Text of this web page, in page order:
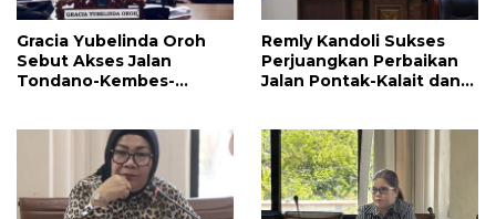
Gracia Yubelinda Oroh
Sebut Akses Jalan
Tondano-Kembes-
Remly Kandoli Sukses
Perjuangkan Perbaikan
Jalan Pontak-Kalait dan